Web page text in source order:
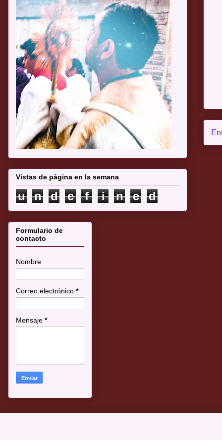
Vistas de página en la semana
u n d e f i n e d
Formulario de
contacto
Nombre
Correo electrónico *
Mensaje *